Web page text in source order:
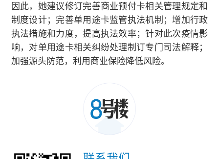
因此，她建议修订完善商业预付卡相关管理规定和
制度设计；完善单用途卡监管执法机制；增加行政
执法措施和力度，提高执法效率；针对此次疫情影
响，对单用途卡相关纠纷处理制订专门司法解释；
加强源头防范，利用商业保险降低风险。